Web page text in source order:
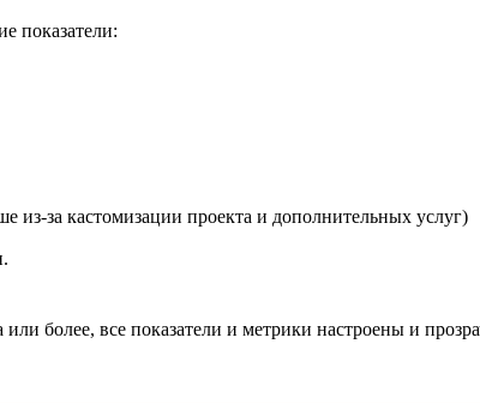
показатели:
из-за кастомизации проекта и дополнительных услуг)
более, все показатели и метрики настроены и